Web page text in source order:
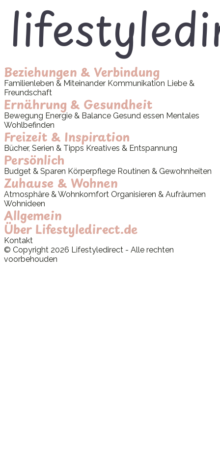
Beziehungen & Verbindung
Familienleben & Miteinander Kommunikation Liebe &
Freundschaft
Ernährung & Gesundheit
Bewegung Energie & Balance Gesund essen Mentales
Wohlbefinden
Freizeit & Inspiration
Bücher, Serien & Tipps Kreatives & Entspannung
Persönlich
Budget & Sparen Körperpflege Routinen & Gewohnheiten
Zuhause & Wohnen
Atmosphäre & Wohnkomfort Organisieren & Aufräumen
Wohnideen
Allgemein
Über Lifestyledirect.de
Kontakt
© Copyright 2026 Lifestyledirect - Alle rechten
voorbehouden